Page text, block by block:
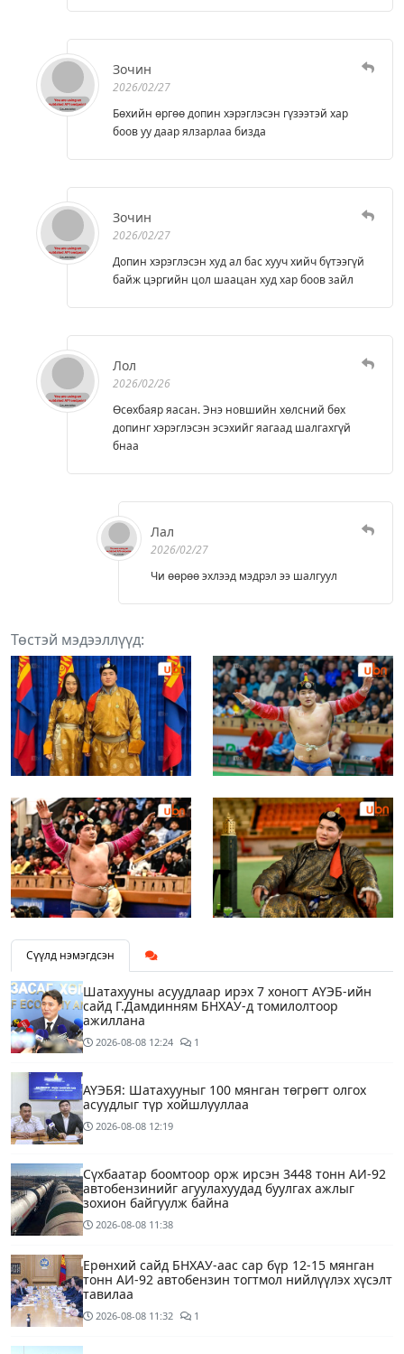
Зочин
2026/02/27
Бөхийн өргөө допин хэрэглэсэн гүзээтэй хар
боов уу даар ялзарлаа бизда
Зочин
2026/02/27
Допин хэрэглэсэн худ ал бас хууч хийч бүтээгүй
байж цэргийн цол шаацан худ хар боов зайл
Лол
2026/02/26
Өсөхбаяр яасан. Энэ новшийн хөлсний бөх
допинг хэрэглэсэн эсэхийг яагаад шалгахгүй
бнаа
Лал
2026/02/27
Чи өөрөө эхлээд мэдрэл ээ шалгуул
Төстэй мэдээллүүд:
Сүүлд нэмэгдсэн
Шатахууны асуудлаар ирэх 7 хоногт АҮЭБ-ийн
сайд Г.Дамдинням БНХАУ-д томилолтоор
ажиллана
2026-08-08 12:24 1
АҮЭБЯ: Шатахууныг 100 мянган төгрөгт олгох
асуудлыг түр хойшлууллаа
2026-08-08 12:19
Сүхбаатар боомтоор орж ирсэн 3448 тонн АИ-92
автобензинийг агуулахуудад буулгах ажлыг
зохион байгуулж байна
2026-08-08 11:38
Ерөнхий сайд БНХАУ-аас сар бүр 12-15 мянган
тонн АИ-92 автобензин тогтмол нийлүүлэх хүсэлт
тавилаа
2026-08-08 11:32 1